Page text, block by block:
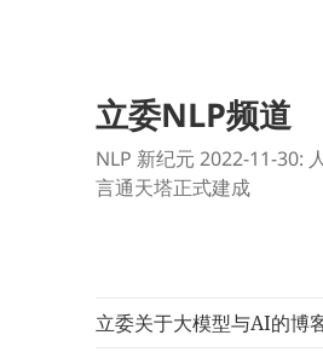
立委NLP频道
NLP 新纪元 2022-11-30:
言通天塔正式建成
立委关于大模型与AI的博